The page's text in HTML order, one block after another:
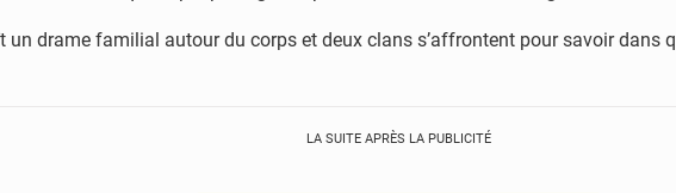
un drame familial autour du corps et deux clans s’affrontent pour savoir dans
LA SUITE APRÈS LA PUBLICITÉ